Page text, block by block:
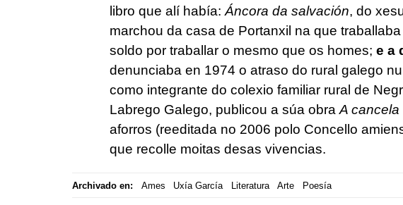
libro que alí había:Áncora da salvación, do
marchou da casa de Portanxil na que
soldo por traballar o mesmo que os homes; e a
denunciaba en 1974 o atraso do rural galego
como integrante do colexio familiar rural de
Labrego Galego, publicou a súa obraA cancela
aforros (reeditada no 2006 polo Concello
que recolle moitas desas vivencias.
Archivado en: Ames Uxía García Literatura Arte Poesía